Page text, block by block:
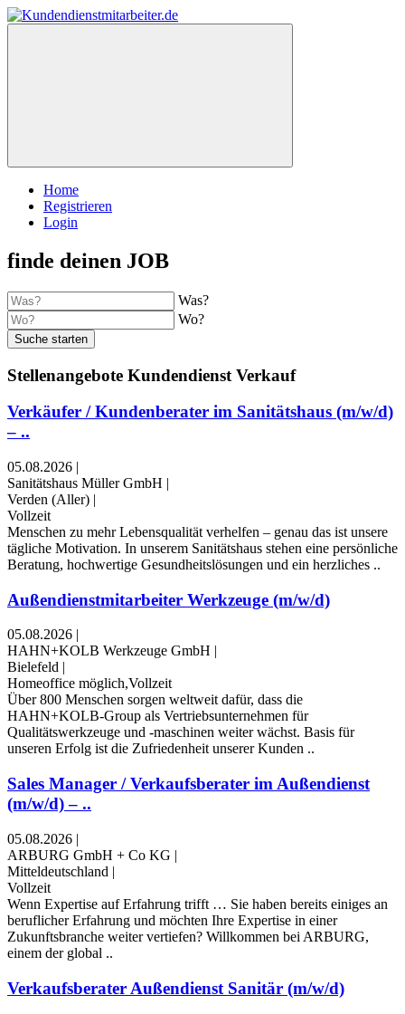
Home
Registrieren
Login
finde deinen JOB
Was?
Wo?
Suche starten
Stellenangebote Kundendienst Verkauf
Verkäufer / Kundenberater im Sanitätshaus (m/w/d)
– ..
05.08.2026 |
Sanitätshaus Müller GmbH |
Verden (Aller) |
Vollzeit
Menschen zu mehr Lebensqualität verhelfen – genau das ist unsere
tägliche Motivation. In unserem Sanitätshaus stehen eine persönliche
Beratung, hochwertige Gesundheitslösungen und ein herzliches ..
Außendienstmitarbeiter Werkzeuge (m/w/d)
05.08.2026 |
HAHN+KOLB Werkzeuge GmbH |
Bielefeld |
Homeoffice möglich,Vollzeit
Über 800 Menschen sorgen weltweit dafür, dass die
HAHN+KOLB-Group als Vertriebsunternehmen für
Qualitätswerkzeuge und -maschinen weiter wächst. Basis für
unseren Erfolg ist die Zufriedenheit unserer Kunden ..
Sales Manager / Verkaufsberater im Außendienst
(m/w/d) – ..
05.08.2026 |
ARBURG GmbH + Co KG |
Mitteldeutschland |
Vollzeit
Wenn Expertise auf Erfahrung trifft … Sie haben bereits einiges an
beruflicher Erfahrung und möchten Ihre Expertise in einer
Zukunftsbranche weiter vertiefen? Willkommen bei ARBURG,
einem der global ..
Verkaufsberater Außendienst Sanitär (m/w/d)